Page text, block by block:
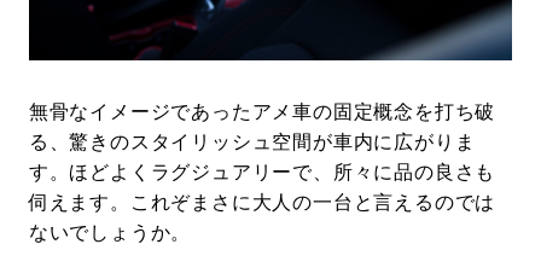
無骨なイメージであったアメ車の固定概念を打ち破
る、驚きのスタイリッシュ空間が車内に広がりま
す。ほどよくラグジュアリーで、所々に品の良さも
伺えます。これぞまさに大人の一台と言えるのでは
ないでしょうか。